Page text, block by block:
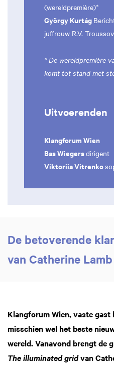
(wereldpremière)*
György Kurtág
juffrouw R.V.
* De wereldpremière
komt tot stand met
Uitvoerenden
Klangforum Wien
Bas Wiegersdirigent
Viktoriia Vitrenko
De betoverende
van Catherine Lamb
Klangforum Wien, vaste
misschien wel het beste
wereld. Vanavond brengt de
The illuminated gridvan